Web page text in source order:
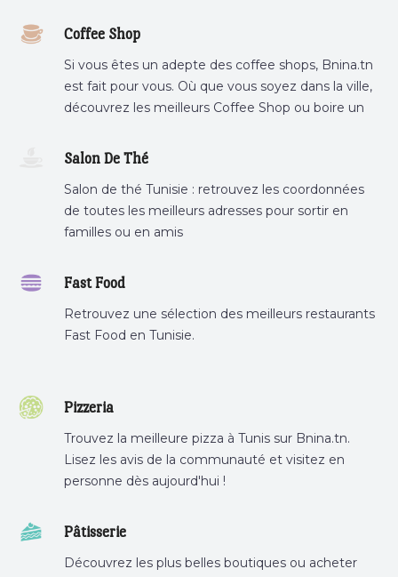
Coffee Shop
Si vous êtes un adepte des coffee shops, Bnina.tn
est fait pour vous. Où que vous soyez dans la ville,
découvrez les meilleurs Coffee Shop ou boire un
Salon De Thé
Salon de thé Tunisie : retrouvez les coordonnées
de toutes les meilleurs adresses pour sortir en
familles ou en amis
Fast Food
Retrouvez une sélection des meilleurs restaurants
Fast Food en Tunisie.
Pizzeria
Trouvez la meilleure pizza à Tunis sur Bnina.tn.
Lisez les avis de la communauté et visitez en
personne dès aujourd'hui !
Pâtisserie
Découvrez les plus belles boutiques ou acheter